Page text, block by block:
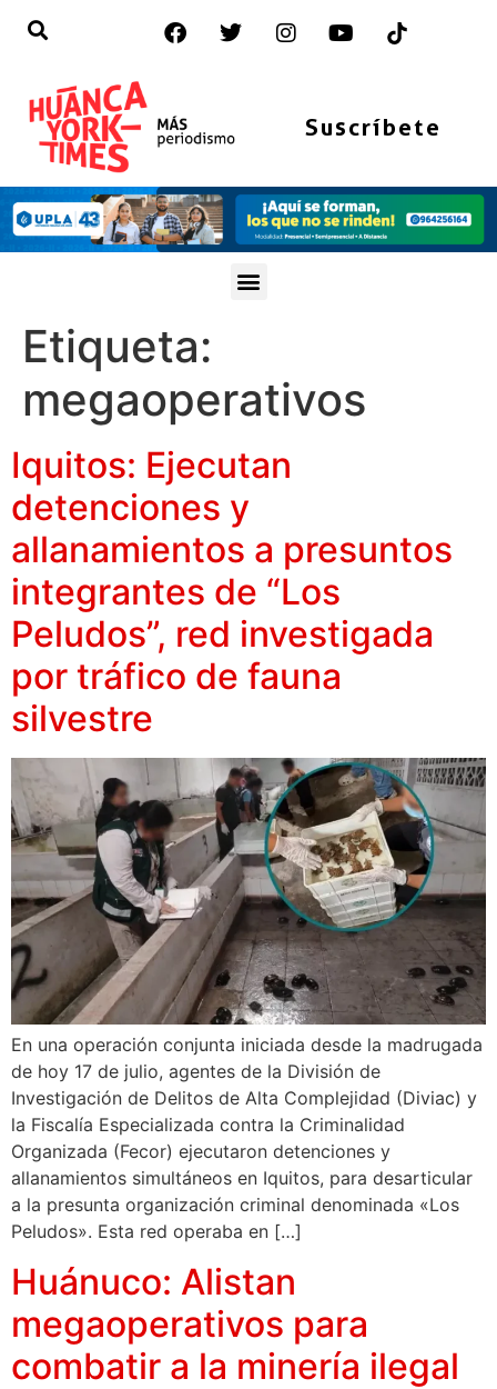
Suscríbete
Etiqueta:
megaoperativos
Iquitos: Ejecutan
detenciones y
allanamientos a presuntos
integrantes de “Los
Peludos”, red investigada
por tráfico de fauna
silvestre
En una operación conjunta iniciada desde la madrugada
de hoy 17 de julio, agentes de la División de
Investigación de Delitos de Alta Complejidad (Diviac) y
la Fiscalía Especializada contra la Criminalidad
Organizada (Fecor) ejecutaron detenciones y
allanamientos simultáneos en Iquitos, para desarticular
a la presunta organización criminal denominada «Los
Peludos». Esta red operaba en […]
Huánuco: Alistan
megaoperativos para
combatir a la minería ilegal